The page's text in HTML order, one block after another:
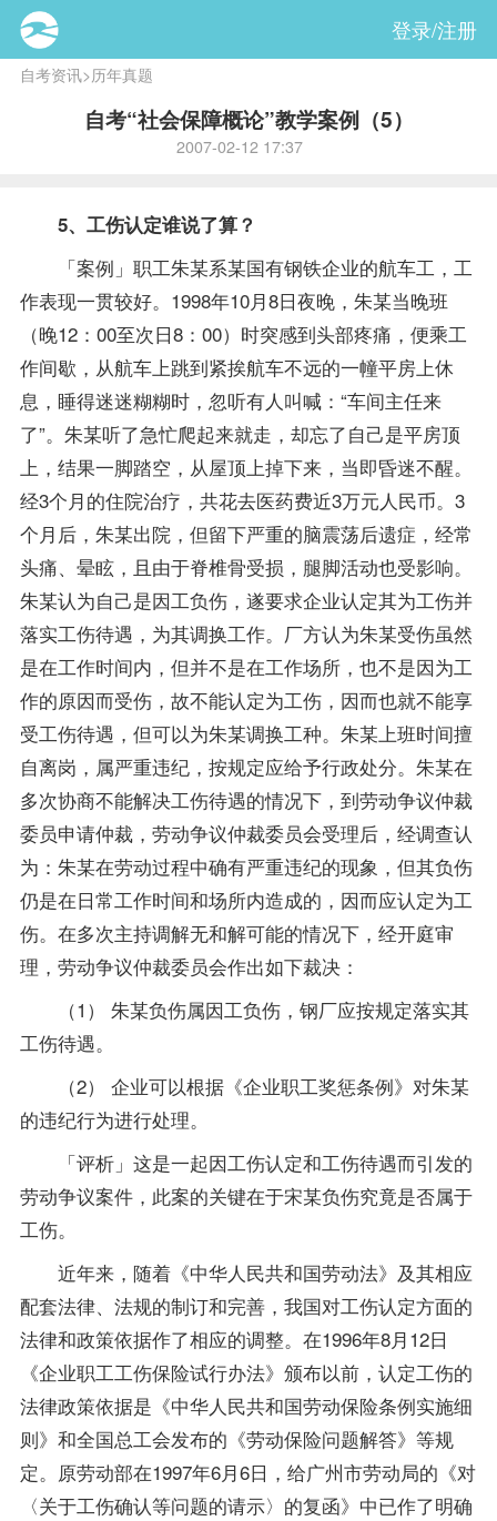
登录/注册
自考资讯>历年真题
自考“社会保障概论”教学案例（5）
2007-02-12 17:37
5、工伤认定谁说了算？
「案例」职工朱某系某国有钢铁企业的航车工，工
作表现一贯较好。1998年10月8日夜晚，朱某当晚班
（晚12：00至次日8：00）时突感到头部疼痛，便乘工
作间歇，从航车上跳到紧挨航车不远的一幢平房上休
息，睡得迷迷糊糊时，忽听有人叫喊：“车间主任来
了”。朱某听了急忙爬起来就走，却忘了自己是平房顶
上，结果一脚踏空，从屋顶上掉下来，当即昏迷不醒。
经3个月的住院治疗，共花去医药费近3万元人民币。3
个月后，朱某出院，但留下严重的脑震荡后遗症，经常
头痛、晕眩，且由于脊椎骨受损，腿脚活动也受影响。
朱某认为自己是因工负伤，遂要求企业认定其为工伤并
落实工伤待遇，为其调换工作。厂方认为朱某受伤虽然
是在工作时间内，但并不是在工作场所，也不是因为工
作的原因而受伤，故不能认定为工伤，因而也就不能享
受工伤待遇，但可以为朱某调换工种。朱某上班时间擅
自离岗，属严重违纪，按规定应给予行政处分。朱某在
多次协商不能解决工伤待遇的情况下，到劳动争议仲裁
委员申请仲裁，劳动争议仲裁委员会受理后，经调查认
为：朱某在劳动过程中确有严重违纪的现象，但其负伤
仍是在日常工作时间和场所内造成的，因而应认定为工
伤。在多次主持调解无和解可能的情况下，经开庭审
理，劳动争议仲裁委员会作出如下裁决：
（1） 朱某负伤属因工负伤，钢厂应按规定落实其
工伤待遇。
（2） 企业可以根据《企业职工奖惩条例》对朱某
的违纪行为进行处理。
「评析」这是一起因工伤认定和工伤待遇而引发的
劳动争议案件，此案的关键在于宋某负伤究竟是否属于
工伤。
近年来，随着《中华人民共和国劳动法》及其相应
配套法律、法规的制订和完善，我国对工伤认定方面的
法律和政策依据作了相应的调整。在1996年8月12日
《企业职工工伤保险试行办法》颁布以前，认定工伤的
法律政策依据是《中华人民共和国劳动保险条例实施细
则》和全国总工会发布的《劳动保险问题解答》等规
定。原劳动部在1997年6月6日，给广州市劳动局的《对
〈关于工伤确认等问题的请示〉的复函》中已作了明确